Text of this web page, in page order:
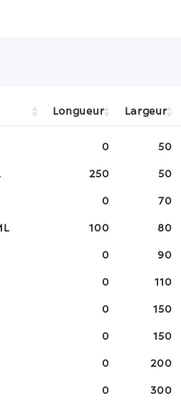
Longueur Largeur
0 50
250 50
0 70
100 80
0 90
0 110
0 150
0 150
0 200
0 300